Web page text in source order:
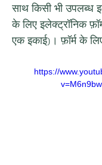
साथ किसी भी उपलब्ध
के लिए इलेक्ट्रॉनिक
एक इकाई)। फ़ॉर्म के
https://